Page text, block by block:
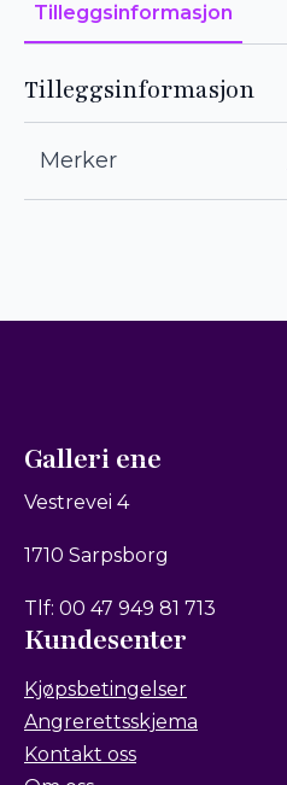
Tilleggsinformasjon
Tilleggsinformasjon
Merker
Galleri ene
Vestrevei 4
1710 Sarpsborg
Tlf: 00 47 949 81 713
Kundesenter
Kjøpsbetingelser
Angrerettsskjema
Kontakt oss